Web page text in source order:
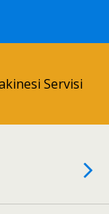
Servisi